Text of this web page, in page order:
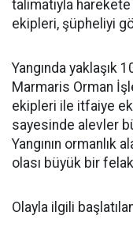
talimatıyla
ekipleri, şüpheliyi
Yangında yaklaşık
Marmaris Orman
ekipleri ile itfaiye
sayesinde alevler
Yangının ormanlık
olası büyük bir
Olayla ilgili